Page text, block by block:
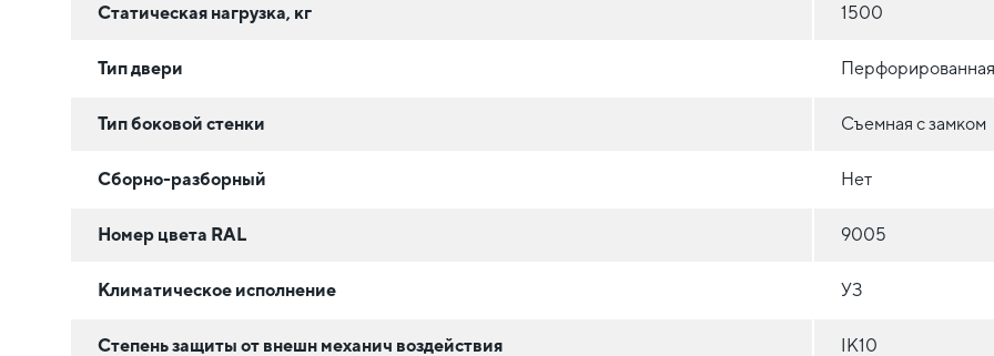
Статическая нагрузка, кг 1500
Тип двери
Тип боковой стенки Съемная с замком
Сборно-разборный Нет
Номер цвета RAL 9005
Климатическое исполнение УЗ
Степень защиты от внешн механич воздействия IK10